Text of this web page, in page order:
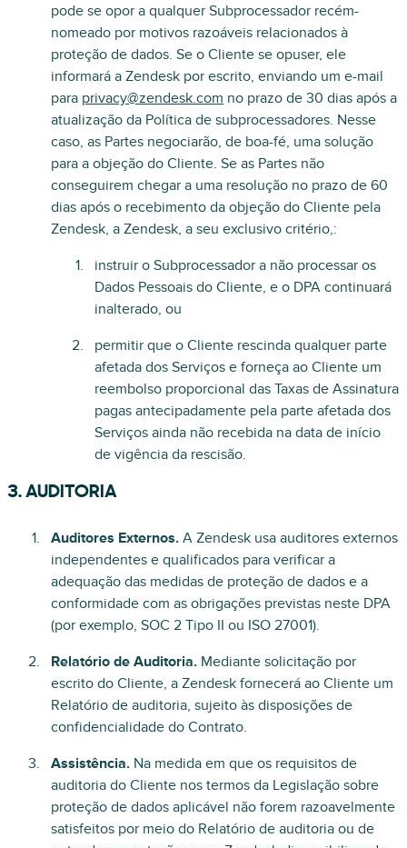
pode se opor a qualquer Subprocessador recém-
nomeado por motivos razoáveis relacionados à
proteção de dados. Se o Cliente se opuser, ele
informará a Zendesk por escrito, enviando um e-mail
para privacy@zendesk.com no prazo de 30 dias após a
atualização da Política de subprocessadores. Nesse
caso, as Partes negociarão, de boa-fé, uma solução
para a objeção do Cliente. Se as Partes não
conseguirem chegar a uma resolução no prazo de 60
dias após o recebimento da objeção do Cliente pela
Zendesk, a Zendesk, a seu exclusivo critério,:
instruir o Subprocessador a não processar os
Dados Pessoais do Cliente, e o DPA continuará
inalterado, ou
permitir que o Cliente rescinda qualquer parte
afetada dos Serviços e forneça ao Cliente um
reembolso proporcional das Taxas de Assinatura
pagas antecipadamente pela parte afetada dos
Serviços ainda não recebida na data de início
de vigência da rescisão.
3. AUDITORIA
Auditores Externos. A Zendesk usa auditores externos
independentes e qualificados para verificar a
adequação das medidas de proteção de dados e a
conformidade com as obrigações previstas neste DPA
(por exemplo, SOC 2 Tipo II ou ISO 27001).
Relatório de Auditoria. Mediante solicitação por
escrito do Cliente, a Zendesk fornecerá ao Cliente um
Relatório de auditoria, sujeito às disposições de
confidencialidade do Contrato.
Assistência. Na medida em que os requisitos de
auditoria do Cliente nos termos da Legislação sobre
proteção de dados aplicável não forem razoavelmente
satisfeitos por meio do Relatório de auditoria ou de